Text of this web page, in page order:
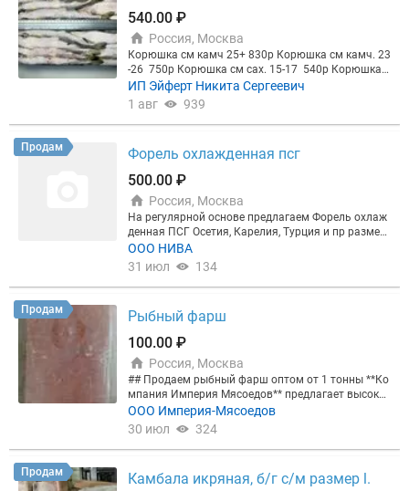
540.00 ₽
Россия, Москва
Корюшка см камч 25+ 830р Корюшка см камч. 23
-26 750р Корюшка см сах. 15-17 540р Корюшка с
м сахал. 17-21 570р Мойва. СМ. Крупная L++. Сах
алин. 350р От 10 мешков. На складе в Москве Не
тронке или телеграму, телефону.
ИП Эйферт Никита Сергеевич
1 авг
939
Продам
Форель охлажденная псг
500.00 ₽
Россия, Москва
На регулярной основе предлагаем Форель охлаж
денная ПСГ Осетия, Карелия, Турция и пр размер
ный ряд от 0.7-1 до 4+ Продажа только оптом от
ООО НИВА
31 июл
134
Продам
Рыбный фарш
100.00 ₽
Россия, Москва
## Продаем рыбный фарш оптом от 1 тонны **Ко
мпания Империя Мясоедов** предлагает высокок
ачественный рыбный фарш оптом. У нас вы мож
ете найти: - **Фарш из минтая не мытый (темный)
зовый) категория "Б"120₽/кг - **Фарш из речной р
категория "Б"**: 200₽/кг ### Условия: - Минималь
ООО Империя-Мясоедов
30 июл
324
Продам
Камбала икряная, б/г с/м размер l.